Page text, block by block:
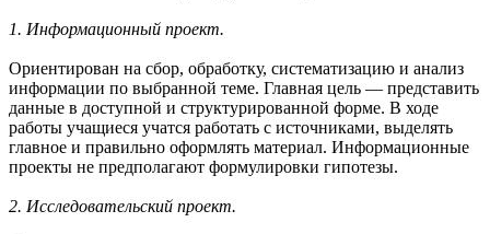
1. Информационный проект.
Ориентирован на сбор, обработку, систематизацию и анализ
информации по выбранной теме. Главная цель — представить
данные в доступной и структурированной форме. В ходе
работы учащиеся учатся работать с источниками, выделять
главное и правильно оформлять материал. Информационные
проекты не предполагают формулировки гипотезы.
2. Исследовательский проект.